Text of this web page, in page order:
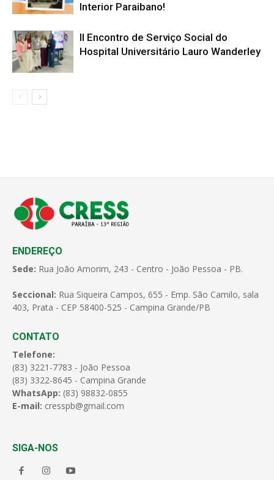
Interior Paraibano!
II Encontro de Serviço Social do
Hospital Universitário Lauro Wanderley
ENDEREÇO
Sede: Rua João Amorim, 243 - Centro - João Pessoa - PB.
Seccional: Rua Siqueira Campos, 655 - Emp. São Camilo, sala
403, Prata - CEP 58400-525 - Campina Grande/PB
CONTATO
Telefone:
(83) 3221-7783 - João Pessoa
(83) 3322-8645 - Campina Grande
WhatsApp: (83) 98832-0855
E-mail: cresspb@gmail.com
SIGA-NOS